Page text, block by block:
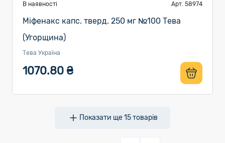
В наявності Арт. 58974
Мiфенакс капс. тверд. 250 мг №100 Тева
(Угорщина)
Тева Україна
1070.80 ₴
Показати ще15товарів